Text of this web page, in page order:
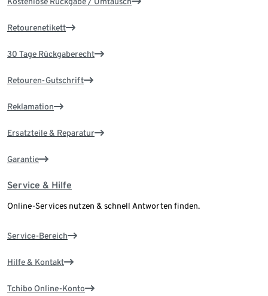
Retourenetikett
30 Tage Rückgaberecht
Retouren-Gutschrift
Reklamation
Ersatzteile & Reparatur
Garantie
Service & Hilfe
Online-Services nutzen & schnell Antworten finden.
Service-Bereich
Hilfe & Kontakt
Tchibo Online-Konto